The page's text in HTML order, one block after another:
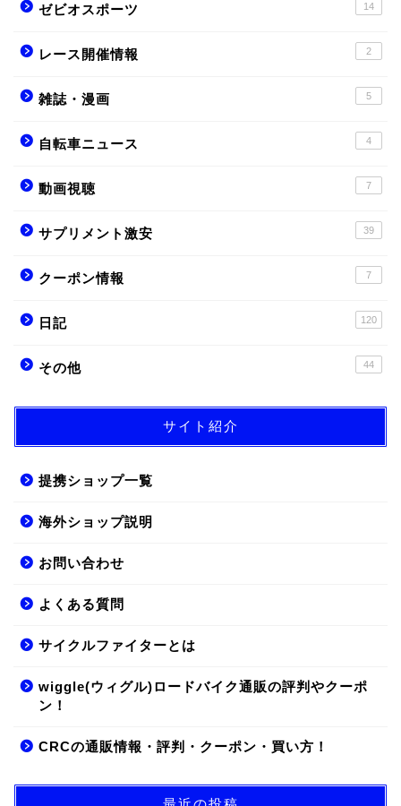
ゼビオスポーツ 14
レース開催情報 2
雑誌・漫画 5
自転車ニュース 4
動画視聴 7
サプリメント激安 39
クーポン情報 7
日記 120
その他 44
サイト紹介
提携ショップ一覧
海外ショップ説明
お問い合わせ
よくある質問
サイクルファイターとは
wiggle(ウィグル)ロードバイク通販の評判やクーポ
ン！
CRCの通販情報・評判・クーポン・買い方！